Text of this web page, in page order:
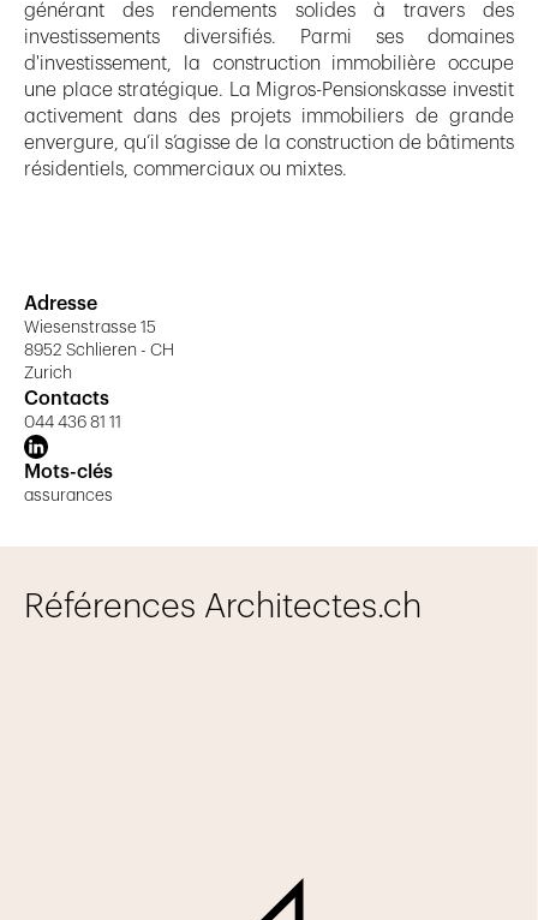
générant des rendements solides à travers des
investissements diversifiés. Parmi ses domaines
d'investissement, la construction immobilière occupe
une place stratégique. La Migros-Pensionskasse investit
activement dans des projets immobiliers de grande
envergure, qu’il s’agisse de la construction de bâtiments
résidentiels, commerciaux ou mixtes.
Adresse
Wiesenstrasse 15
8952 Schlieren - CH
Zurich
Contacts
044 436 81 11
Mots-clés
assurances
Références Architectes.ch